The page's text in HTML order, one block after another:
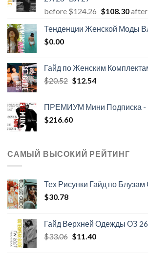
before$124.26
составляла
$108.30after
Тенденции Женской Моды
$0.00
Гайд по Женским
$20.52 Первоначальная
$20.52.
$12.54Текущая
ПРЕМИУМ Мини Подписка -
$216.60
САМЫЙ ВЫСОКИЙ РЕЙТИНГ
Тех Рисунки Гайд по
$30.78
Гайд Верхней Одежды ОЗ
$33.06 Первоначальная
$11.40Текущая